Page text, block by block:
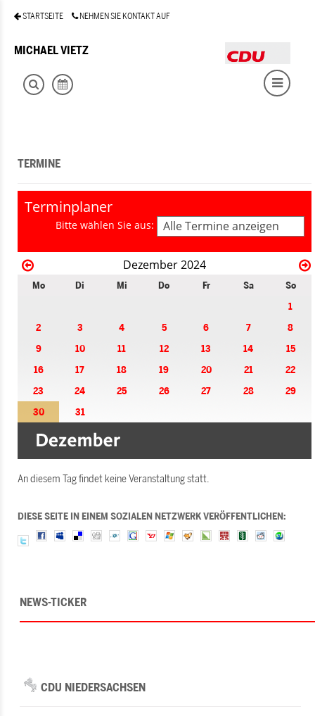
STARTSEITE NEHMEN SIE KONTAKT AUF
MICHAEL VIETZ
TERMINE
Terminplaner
Bitte wählen Sie aus: Alle Termine anzeigen
Dezember 2024
Mo Di Mi Do Fr Sa
So
1
2
3 4 5 6 7
8
9
10 11 12 13 14
15
16
17 18 19 20 21
22
23
24 25 26 27 28
29
30
31
An diesem Tag findet keine Veranstaltung statt.
DIESE SEITE IN EINEM SOZIALEN NETZWERK VERÖFFENTLICHEN:
NEWS-TICKER
CDU NIEDERSACHSEN